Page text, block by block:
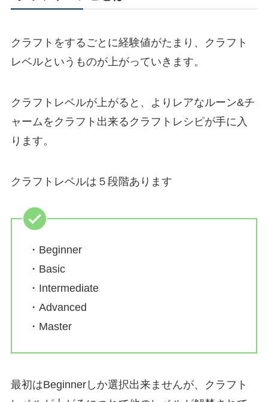
クラフトをするごとに経験値がたまり、クラフト
レベルというものが上がっていきます。
クラフトレベルが上がると、よりレアなルーン&チ
ャームをクラフト出来るクラフトレシピが手に入
ります。
クラフトレベルは５段階あります
・Beginner
・Basic
・Intermediate
・Advanced
・Master
最初はBeginnerしか選択出来ませんが、クラフト